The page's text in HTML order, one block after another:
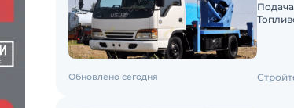
Обновлено сегодня